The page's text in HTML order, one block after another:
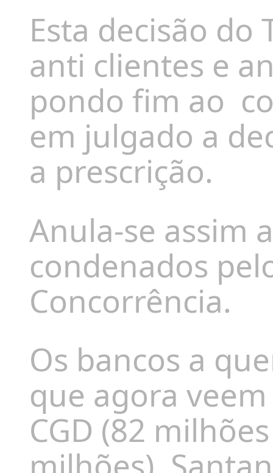
Esta decisão do
anti clientes e
pondo fim ao
em julgado a
a prescrição.
Anula-se assim
condenados
Concorrência.
Os bancos a
que agora
CGD (82